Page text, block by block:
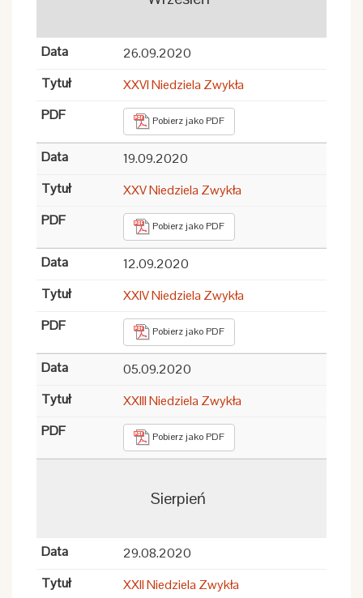
26.09.2020
XXVI Niedziela Zwykła
Pobierz jako PDF
19.09.2020
XXV Niedziela Zwykła
Pobierz jako PDF
12.09.2020
XXIV Niedziela Zwykła
Pobierz jako PDF
05.09.2020
XXIII Niedziela Zwykła
Pobierz jako PDF
Sierpień
29.08.2020
XXII Niedziela Zwykła